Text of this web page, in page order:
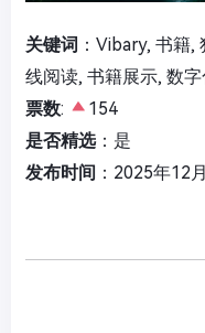
关键词 ：Vibary, 书籍
线阅读, 书籍展示, 数
票数:
154
是否精选：是
发布时间 ：2025年12